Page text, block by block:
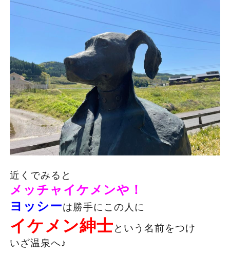
近くでみると
メッチャイケメンや！
ヨッシーは勝手にこの人に
イケメン紳士という名前をつけ
いざ温泉へ♪